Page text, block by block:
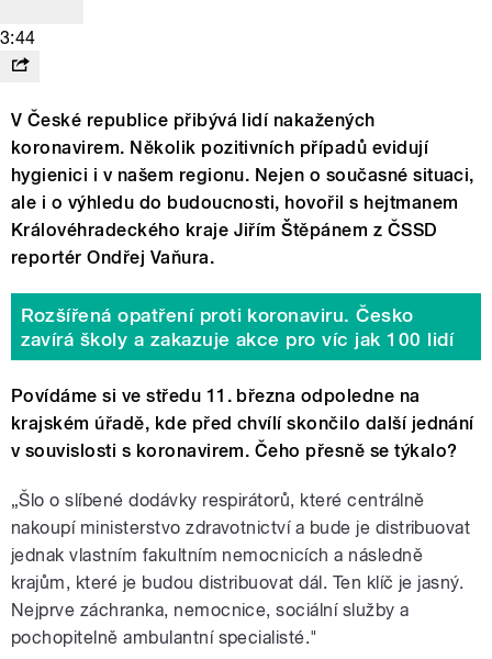
3:44
V České republice přibývá lidí nakažených
koronavirem. Několik pozitivních případů evidují
hygienici i v našem regionu. Nejen o současné situaci,
ale i o výhledu do budoucnosti, hovořil s hejtmanem
Královéhradeckého kraje Jiřím Štěpánem z ČSSD
reportér Ondřej Vaňura.
Rozšířená opatření proti koronaviru. Česko
zavírá školy a zakazuje akce pro víc jak 100 lidí
Povídáme si ve středu 11. března odpoledne na
krajském úřadě, kde před chvílí skončilo další jednání
v souvislosti s koronavirem. Čeho přesně se týkalo?
„Šlo o slíbené dodávky respirátorů, které centrálně
nakoupí ministerstvo zdravotnictví a bude je distribuovat
jednak vlastním fakultním nemocnicích a následně
krajům, které je budou distribuovat dál. Ten klíč je jasný.
Nejprve záchranka, nemocnice, sociální služby a
pochopitelně ambulantní specialisté."